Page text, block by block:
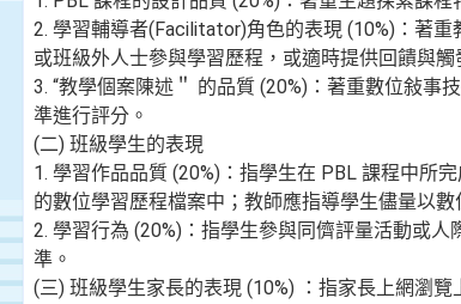
2. 學習輔導者(Facilitator)角色的表現 (10%)：著
或班級外人士參與學習歷程，或適時提供回饋與
3. “教學個案陳述＂ 的品質 (20%)：著重數位敍
準進行評分。
(二) 班級學生的表現
1. 學習作品品質 (20%)：指學生在 PBL 課程中所
的數位學習歷程檔案中；教師應指導學生儘量以
2. 學習行為 (20%)：指學生參與同儕評量活動或
準。
(三) 班級學生家長的表現 (10%) ：指家長上網瀏